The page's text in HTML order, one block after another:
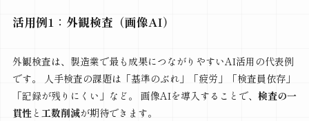
活用例1：外観検査（画像AI）
外観検査は、製造業で最も成果につながりやすいAI活用の代表例
です。 人手検査の課題は「基準のぶれ」「疲労」「検査員依存」
「記録が残りにくい」など。 画像AIを導入することで、 検査の一
貫性 と 工数削減が期待できます。